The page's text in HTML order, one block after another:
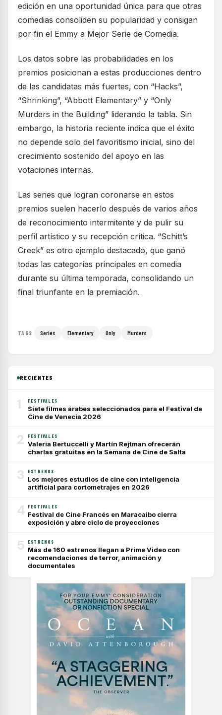
edición en una oportunidad única para que otras
comedias consoliden su popularidad y consigan
por fin el Emmy a Mejor Serie de Comedia.
Los datos sobre las probabilidades en los
premios posicionan a estas producciones dentro
de las candidatas más fuertes, con “Hacks”,
“Shrinking”, “Abbott Elementary” y “Only
Murders in the Building” liderando la tabla. Sin
embargo, la historia reciente indica que el éxito
no depende solo del favoritismo inicial, sino del
crecimiento sostenido del apoyo en las
votaciones internas.
Las series que logran coronarse en estos
premios suelen hacerlo después de varios años
de reconocimiento intermitente y de pulir su
perfil artístico y su recepción crítica. “Schitt’s
Creek” es otro ejemplo destacado, que ganó
todas las categorías principales en comedia
durante su última temporada, consolidando un
final triunfante en la premiación.
TAGS Series Elementary Only Murders
RECIENTES
1 FESTIVALES
Siete filmes árabes seleccionados para el Festival de
Cine de Venecia 2026
2 FESTIVALES
Valeria Bertuccelli y Martín Rejtman ofrecerán
charlas gratuitas en la Semana de Cine de Salta
3 ESTRENOS
Los mejores estudios de cine con inteligencia
artificial para cortometrajes en 2026
4 FESTIVALES
Festival de Cine Francés en Maracaibo cierra
exposición y abre ciclo de proyecciones
5 ESTRENOS
Más de 160 estrenos llegan a Prime Video con
recomendaciones de terror, animación y
documentales